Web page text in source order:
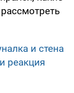
и стена
реакция